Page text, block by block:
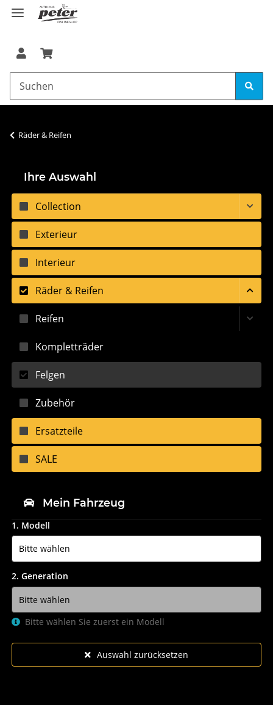
Räder & Reifen
Ihre Auswahl
Collection
Exterieur
Interieur
Räder & Reifen
Reifen
Kompletträder
Felgen
Zubehör
Ersatzteile
SALE
Mein Fahrzeug
1. Modell
2. Generation
Bitte wählen Sie zuerst ein Modell
Auswahl zurücksetzen